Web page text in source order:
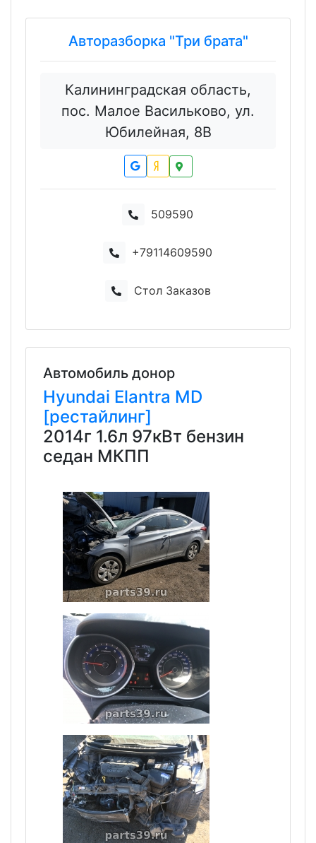
Авторазборка "Три брата"
Калининградская область,
пос. Малое Васильково, ул.
Юбилейная, 8В
509590
+79114609590
Стол Заказов
Автомобиль донор
Hyundai Elantra MD
[рестайлинг]
2014г 1.6л 97кВт бензин
седан МКПП